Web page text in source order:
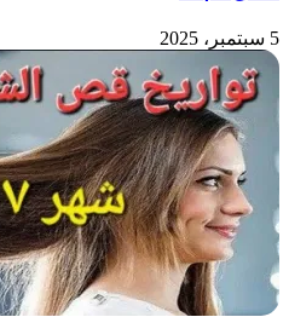
5 سبتمبر، 2025